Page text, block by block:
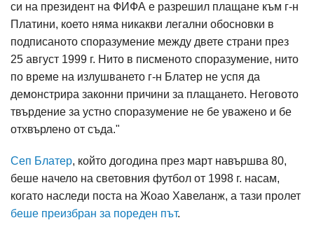
си на президент на ФИФА е разрешил плащане към г-н
Платини, което няма никакви легални обосновки в
подписаното споразумение между двете страни през
25 август 1999 г. Нито в писменото споразумение, нито
по време на излушването г-н Блатер не успя да
демонстрира законни причини за плащането. Неговото
твърдение за устно споразумениe не бе уважено и бе
отхвърлено от съда."
Сеп Блатер, който догодина през март навършва 80,
беше начело на световния футбол от 1998 г. насам,
когато наследи поста на Жоао Хавеланж, а тази пролет
беше преизбран за пореден път.